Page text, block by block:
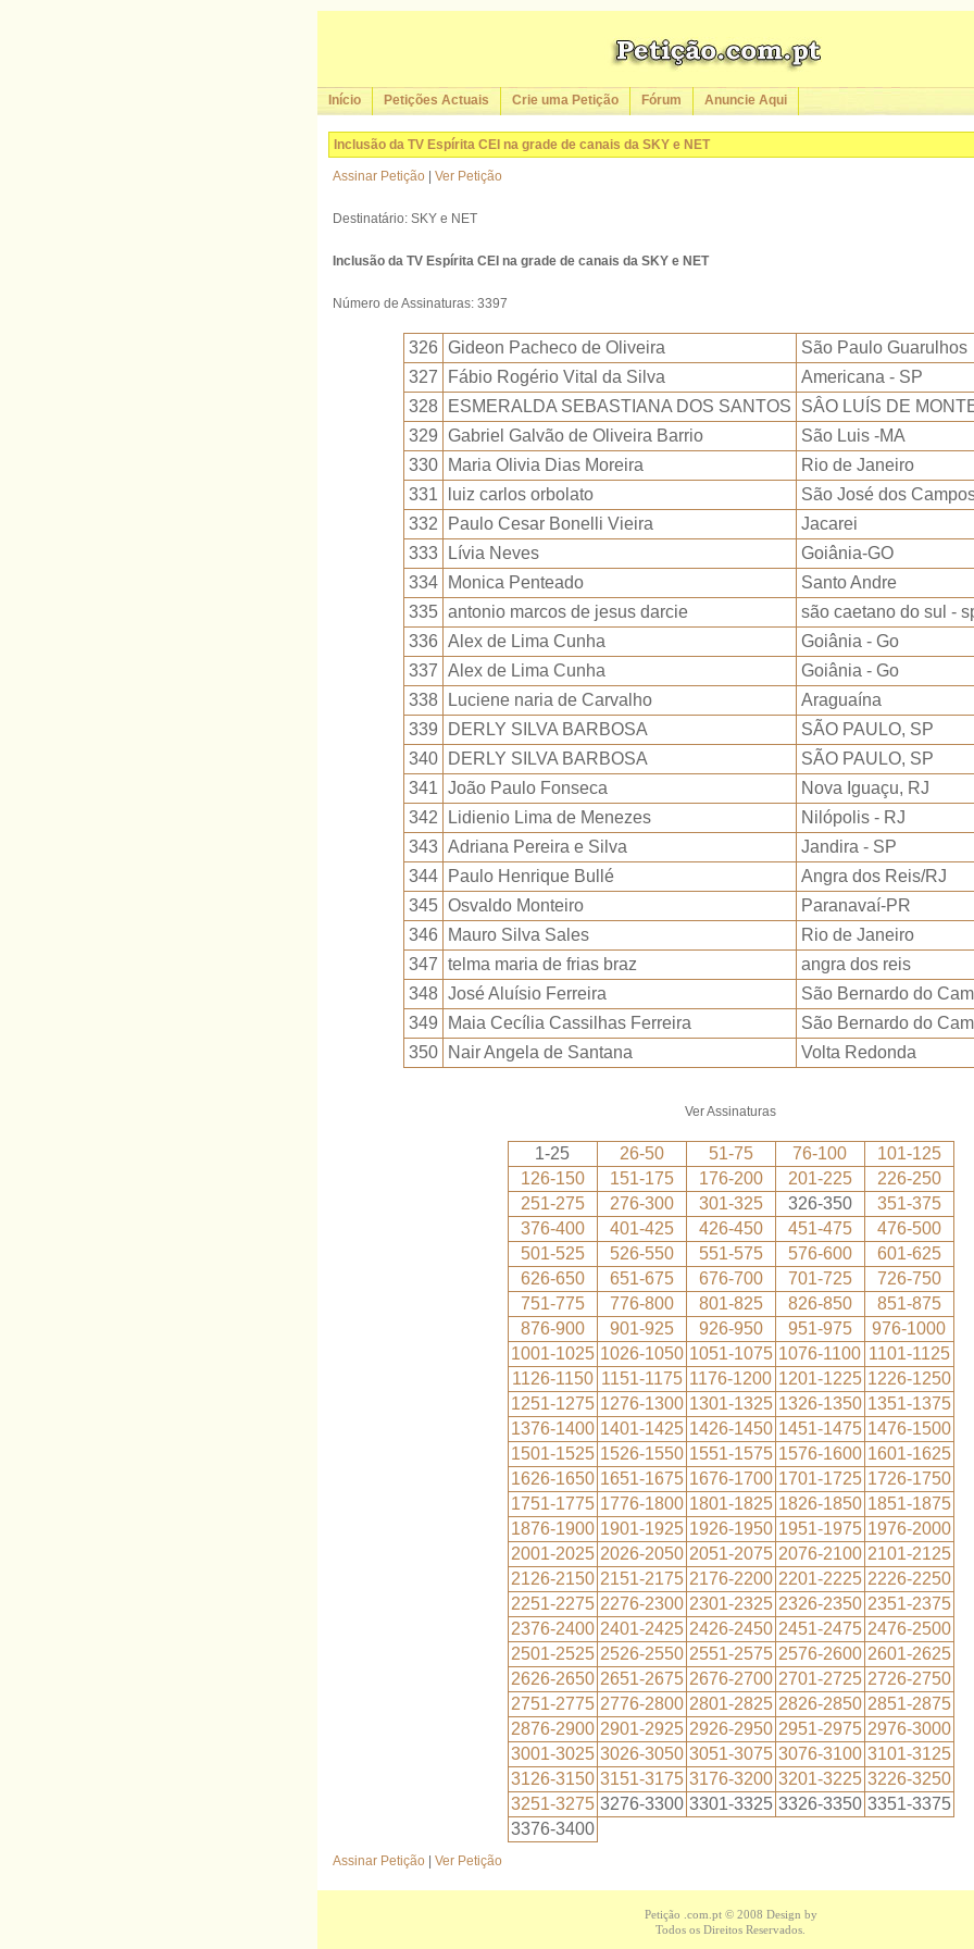
Início Petições Actuais Crie uma Petição Fórum Anuncie Aqui
Inclusão da TV Espírita CEI na grade de canais da SKY e NET
Assinar Petição Ver Petição
Destinatário: SKY e NET
Inclusão da TV Espírita CEI na grade de canais da SKY e NET
Número de Assinaturas: 3397
326 Gideon Pacheco de Oliveira
São Paulo Guarulhos
327
Fábio Rogério Vital da Silva
Americana - SP
328
ESMERALDA SEBASTIANA DOS SANTOS
SÂO LUÍS DE
329 Gabriel Galvão de Oliveira Barrio
São Luis -MA
330
Maria Olivia Dias Moreira
Rio de Janeiro
331
luiz carlos orbolato
São José dos
332
Paulo Cesar Bonelli Vieira
Jacarei
333
Lívia Neves
Goiânia-GO
334
Monica Penteado
Santo Andre
335 antonio marcos de jesus darcie
são caetano do sul -
336 Alex de Lima Cunha
Goiânia - Go
337 Alex de Lima Cunha
Goiânia - Go
338
Luciene naria de Carvalho
Araguaína
339
DERLY SILVA BARBOSA
SÃO PAULO, SP
340
DERLY SILVA BARBOSA
SÃO PAULO, SP
341 João Paulo Fonseca
Nova Iguaçu, RJ
342
Lidienio Lima de Menezes
Nilópolis - RJ
343 Adriana Pereira e Silva
Jandira - SP
344
Paulo Henrique Bullé
Angra dos Reis/RJ
345 Osvaldo Monteiro
Paranavaí-PR
346
Mauro Silva Sales
Rio de Janeiro
347 telma maria de frias braz
angra dos reis
348 José Aluísio Ferreira
São Bernardo do
349
Maia Cecília Cassilhas Ferreira
São Bernardo do
350
Nair Angela de Santana Volta Redonda
Ver Assinaturas
1-25 26-50 51-75 76-100
101-125
126-150
151-175 176-200 201-225
226-250
251-275
276-300 301-325 326-350
351-375
376-400
401-425 426-450 451-475
476-500
501-525
526-550 551-575 576-600
601-625
626-650
651-675 676-700 701-725
726-750
751-775
776-800 801-825 826-850
851-875
876-900
901-925 926-950 951-975
976-1000
1001-1025 1026-1050 1051-1075 1076-1100 1101-1125
1126-1150 1151-1175 1176-1200 1201-1225 1226-1250
1251-1275 1276-1300 1301-1325 1326-1350 1351-1375
1376-1400 1401-1425 1426-1450 1451-1475 1476-1500
1501-1525 1526-1550 1551-1575 1576-1600 1601-1625
1626-1650 1651-1675 1676-1700 1701-1725 1726-1750
1751-1775 1776-1800 1801-1825 1826-1850 1851-1875
1876-1900 1901-1925 1926-1950 1951-1975 1976-2000
2001-2025 2026-2050 2051-2075 2076-2100 2101-2125
2126-2150 2151-2175 2176-2200 2201-2225 2226-2250
2251-2275 2276-2300 2301-2325 2326-2350 2351-2375
2376-2400 2401-2425 2426-2450 2451-2475 2476-2500
2501-2525 2526-2550 2551-2575 2576-2600 2601-2625
2626-2650 2651-2675 2676-2700 2701-2725 2726-2750
2751-2775 2776-2800 2801-2825 2826-2850 2851-2875
2876-2900 2901-2925 2926-2950 2951-2975 2976-3000
3001-3025 3026-3050 3051-3075 3076-3100 3101-3125
3126-3150 3151-3175 3176-3200 3201-3225 3226-3250
3251-3275 3276-3300 3301-3325 3326-3350 3351-3375
3376-3400
Assinar Petição Ver Petição
Petição .com.pt© 2008 Design by
Todos os Direitos Reservados.